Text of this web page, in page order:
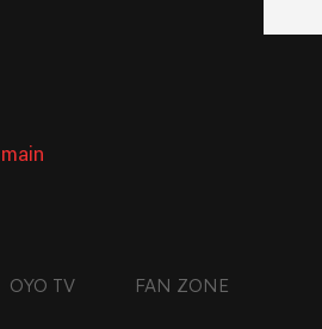
OYO TV FAN ZONE
L’AIN
DU
CONTACTS